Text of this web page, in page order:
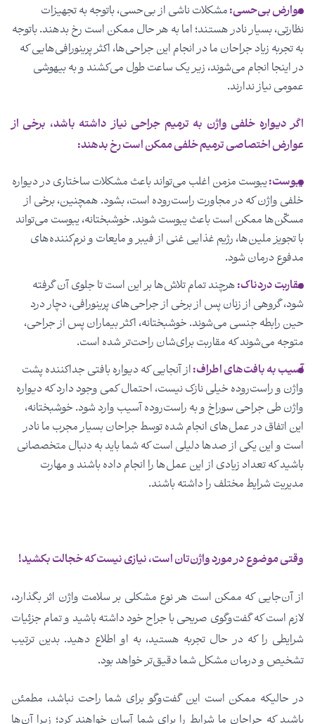
عوارض بی‌حسی:مشکلات ناشی از بی‌حسی، باتوجه به تجهیزات
نظارتی، بسیار نادر هستند؛ اما به‌ هر حال ممکن است رخ بدهند. باتوجه
به تجربه زیاد جراحان ما در انجام این جراحی‌ها، اکثر پرینورافی‌هایی که
در اینجا انجام می‌شوند، زیر یک ساعت طول می‌کشند و به بیهوشی
عمومی نیاز ندارند.
اگر دیواره خلفی واژن به ترمیم جراحی نیاز داشته باشد، برخی از
عوارض اختصاصی ترمیم خلفی ممکن است رخ بدهند:
یبوست:یبوست مزمن اغلب می‌تواند باعث مشکلات ساختاری در دیواره
خلفی واژن که در مجاورت راست‌روده است، بشود. همچنین، برخی از
مسکّن‌ها ممکن است باعث یبوست شوند. خوشبختانه، یبوست می‌تواند
با تجویز ملین‌ها، رژیم غذایی غنی از فیبر و مایعات و نرم‌کننده‌های
مدفوع درمان شود.
مقاربت دردناک:هرچند تمام تلاش‌ها بر این است تا جلوی آن گرفته
شود، گروهی از زنان پس از برخی از جراحی‌های پرینورافی، دچار درد
حین رابطه جنسی می‌شوند. خوشبختانه، اکثر بیماران پس از جراحی،
متوجه می‌شوند که مقاربت برای‌شان راحت‌تر شده است.
آسیب به بافت‌های اطراف:از آنجایی که دیواره بافتی جداکننده پشت
واژن و راست‌روده خیلی نازک نیست، احتمال کمی وجود دارد که دیواره
واژن طی جراحی سوراخ و به راست‌روده آسیب وارد شود. خوشبختانه،
این اتفاق در عمل‌های انجام شده توسط جراحان بسیار مجرب ما نادر
است و این یکی از صدها دلیلی است که شما باید به دنبال متخصصانی
باشید که تعداد زیادی از این عمل‌ها را انجام داده باشند و مهارت
مدیریت شرایط مختلف را داشته باشند.
وقتی موضوع در مورد واژن‌تان است، نیازی نیست که خجالت بکشید!
از آن‌جایی که ممکن است هر نوع مشکلی بر سلامت واژن اثر بگذارد،
لازم است که گفت‌و‌گوی صریحی با جراح خود داشته باشید و تمام جزئیات
شرایطی را که در حال تجربه هستید، به او اطلاع دهید. بدین ترتیب
تشخیص و درمان مشکل شما دقیق‌تر خواهد بود.
در حالیکه ممکن است این گفت‌وگو برای شما راحت نباشد، مطمئن